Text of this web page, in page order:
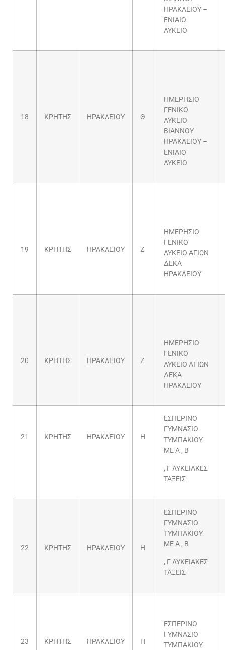
ΗΡΑΚΛΕΙΟΥ –
ΕΝΙΑΙΟ
ΛΥΚΕΙΟ
18 ΚΡΗΤΗΣ ΗΡΑΚΛΕΙΟΥ Θ
ΗΜΕΡΗΣΙΟ
ΓΕΝΙΚΟ
ΛΥΚΕΙΟ
ΒΙΑΝΝΟΥ
ΗΡΑΚΛΕΙΟΥ –
ΕΝΙΑΙΟ
ΛΥΚΕΙΟ
19 ΚΡΗΤΗΣ ΗΡΑΚΛΕΙΟΥ Ζ
ΗΜΕΡΗΣΙΟ
ΓΕΝΙΚΟ
ΛΥΚΕΙΟ ΑΓΙΩΝ
ΔΕΚΑ
ΗΡΑΚΛΕΙΟΥ
20 ΚΡΗΤΗΣ ΗΡΑΚΛΕΙΟΥ Ζ
ΗΜΕΡΗΣΙΟ
ΓΕΝΙΚΟ
ΛΥΚΕΙΟ ΑΓΙΩΝ
ΔΕΚΑ
ΗΡΑΚΛΕΙΟΥ
21 ΚΡΗΤΗΣ ΗΡΑΚΛΕΙΟΥ Η
ΕΣΠΕΡΙΝΟ
ΓΥΜΝΑΣΙΟ
ΤΥΜΠΑΚΙΟΥ
ΜΕ Α , Β
, Γ ΛΥΚΕΙΑΚΕΣ
ΤΑΞΕΙΣ
22 ΚΡΗΤΗΣ ΗΡΑΚΛΕΙΟΥ Η
ΕΣΠΕΡΙΝΟ
ΓΥΜΝΑΣΙΟ
ΤΥΜΠΑΚΙΟΥ
ΜΕ Α , Β
, Γ ΛΥΚΕΙΑΚΕΣ
ΤΑΞΕΙΣ
23 ΚΡΗΤΗΣ ΗΡΑΚΛΕΙΟΥ Η
ΕΣΠΕΡΙΝΟ
ΓΥΜΝΑΣΙΟ
ΤΥΜΠΑΚΙΟΥ